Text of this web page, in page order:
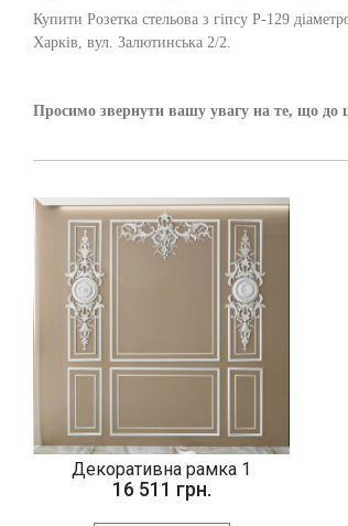
Купити Розетка стельова з гіпсу Р-129
Харків, вул. Залютинська 2/2.
Просимо звернути вашу увагу на те, що
Декоративна рамка 1
16 511 грн.